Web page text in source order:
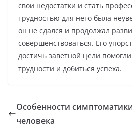
свои недостатки и стать
трудностью для него была
он не сдался и продолжал
совершенствоваться. Его
достичь заветной цели
трудности и добиться успеха.
Особенности
человека